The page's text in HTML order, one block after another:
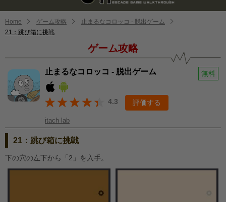
Home ゲーム攻略
止まるなコロッコ - 脱出ゲーム
21：跳び箱に挑戦
ゲーム攻略
止まるなコロッコ - 脱出ゲーム 無料
4.3 評価する
itach lab
21：跳び箱に挑戦
下の穴の左下から「2」を入手。